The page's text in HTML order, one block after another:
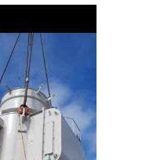
itt
er
e